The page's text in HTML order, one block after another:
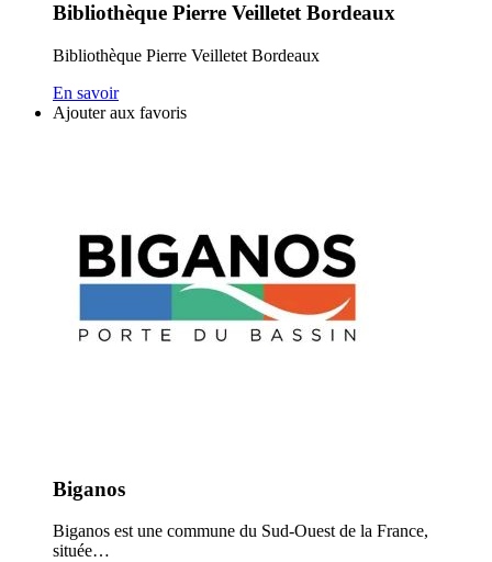
Bibliothèque Pierre Veilletet Bordeaux
Bibliothèque Pierre Veilletet Bordeaux
En savoir
Ajouter aux favoris
Biganos
Biganos est une commune du Sud-Ouest de la France,
située…